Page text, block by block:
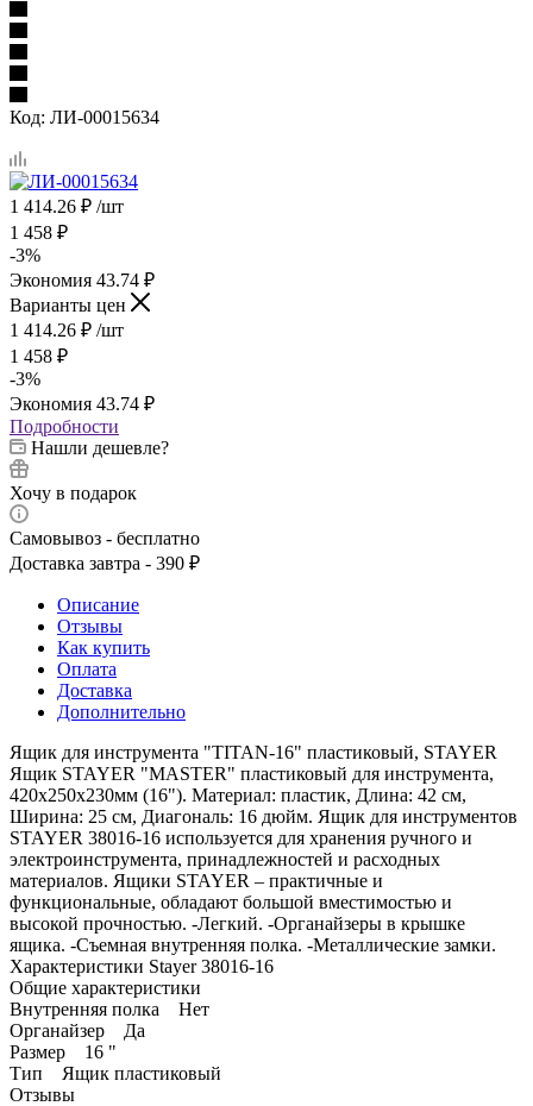
Код: ЛИ-00015634
1 414.26 ₽ /шт
1 458 ₽
-3%
Экономия 43.74 ₽
Варианты цен
1 414.26 ₽ /шт
1 458 ₽
-3%
Экономия 43.74 ₽
Подробности
Нашли дешевле?
Хочу в подарок
Самовывоз - бесплатно
Доставка завтра - 390 ₽
Описание
Отзывы
Как купить
Оплата
Доставка
Дополнительно
Ящик для инструмента "TITAN-16" пластиковый, STAYER
Ящик STAYER "MASTER" пластиковый для инструмента,
420x250x230мм (16"). Материал: пластик, Длина: 42 см,
Ширина: 25 см, Диагональ: 16 дюйм. Ящик для инструментов
STAYER 38016-16 используется для хранения ручного и
электроинструмента, принадлежностей и расходных
материалов. Ящики STAYER – практичные и
функциональные, обладают большой вместимостью и
высокой прочностью. -Легкий. -Органайзеры в крышке
ящика. -Съемная внутренняя полка. -Металлические замки.
Характеристики Stayer 38016-16
Общие характеристики
Внутренняя полка Нет
Органайзер Да
Размер 16 "
Тип Ящик пластиковый
Отзывы